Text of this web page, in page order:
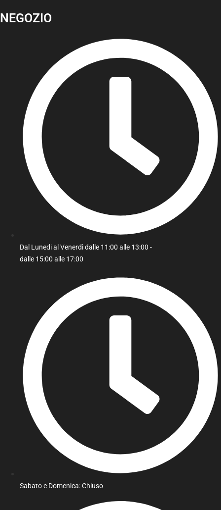
NEGOZIO
Dal Lunedi al Venerdì dalle 11:00 alle 13:00 -
dalle 15:00 alle 17:00
Sabato e Domenica: Chiuso